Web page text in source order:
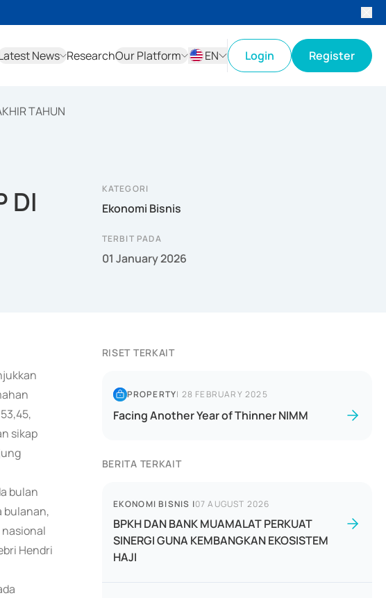
News ResearchOur Platform
EN
Login Register
TAHUN
DI
KATEGORI
Ekonomi Bisnis
TERBIT PADA
01 January 2026
sikap
bulan
bulanan,
Hendri
RISET TERKAIT
PROPERTY| 28 FEBRUARY 2025
Facing Another Year of Thinner NIMM
BERITA TERKAIT
EKONOMI BISNIS |07 AUGUST 2026
BPKH DAN BANK MUAMALAT PERKUAT
SINERGI GUNA KEMBANGKAN EKOSISTEM
HAJI